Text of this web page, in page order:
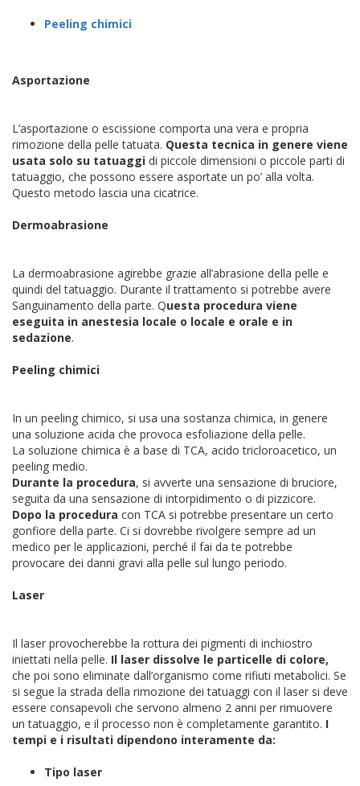
Peeling chimici
Asportazione
L’asportazione o escissione comporta una vera e propria
rimozione della pelle tatuata. Questa tecnica in genere viene
usata solo su tatuaggi di piccole dimensioni o piccole parti di
tatuaggio, che possono essere asportate un po’ alla volta.
Questo metodo lascia una cicatrice.
Dermoabrasione
La dermoabrasione agirebbe grazie all’abrasione della pelle e
quindi del tatuaggio. Durante il trattamento si potrebbe avere
Sanguinamento della parte. Questa procedura viene
eseguita in anestesia locale o locale e orale e in
sedazione.
Peeling chimici
In un peeling chimico, si usa una sostanza chimica, in genere
una soluzione acida che provoca esfoliazione della pelle.
La soluzione chimica è a base di TCA, acido tricloroacetico, un
peeling medio.
Durante la procedura, si avverte una sensazione di bruciore,
seguita da una sensazione di intorpidimento o di pizzicore.
Dopo la procedura con TCA si potrebbe presentare un certo
gonfiore della parte. Ci si dovrebbe rivolgere sempre ad un
medico per le applicazioni, perché il fai da te potrebbe
provocare dei danni gravi alla pelle sul lungo periodo.
Laser
Il laser provocherebbe la rottura dei pigmenti di inchiostro
iniettati nella pelle. Il laser dissolve le particelle di colore,
che poi sono eliminate dall’organismo come rifiuti metabolici. Se
si segue la strada della rimozione dei tatuaggi con il laser si deve
essere consapevoli che servono almeno 2 anni per rimuovere
un tatuaggio, e il processo non è completamente garantito. I
tempi e i risultati dipendono interamente da:
Tipo laser